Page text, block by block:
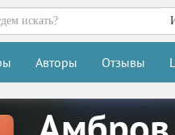
Авторы Отзывы